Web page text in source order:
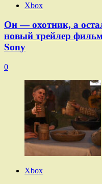
Xbox
Он — охотник, а
новый трейлер
Sony
0
Xbox